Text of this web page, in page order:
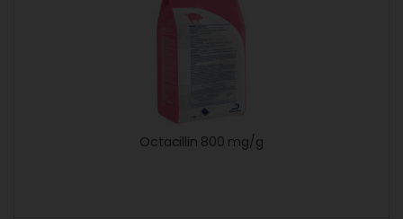
Octacillin 800 mg/g